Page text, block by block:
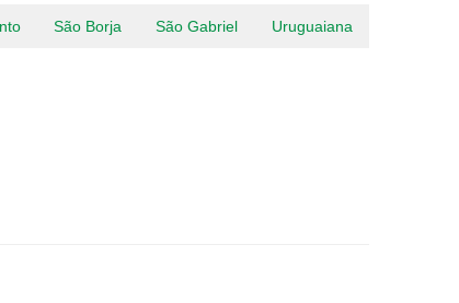
São Borja São Gabriel Uruguaiana